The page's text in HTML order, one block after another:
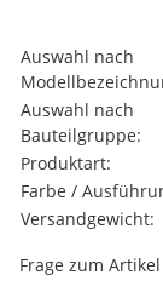
Wert
Auswahl nach
Auswahl nach
Bauteilgruppe:
Produktart:
Farbe /
Versandgewicht:
Frage zum Artikel